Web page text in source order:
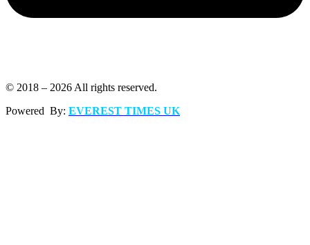
© 2018 – 2026 All rights reserved.
Powered By: EVEREST TIMES UK